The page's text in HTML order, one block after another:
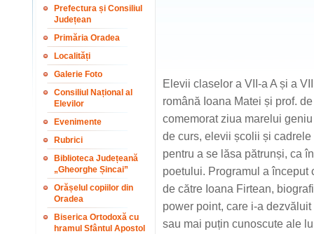
Prefectura și Consiliul
Județean
Primăria Oradea
Localități
Galerie Foto
Consiliul Național al
Elevilor
Evenimente
Rubrici
Biblioteca Județeană
„Gheorghe Șincai”
Orășelul copiilor din
Oradea
Biserica Ortodoxă cu
hramul Sfântul Apostol
Elevii claselor a VII-a A și a
română Ioana Matei și prof.
comemorat ziua marelui
de curs, elevii școlii și
pentru a se lăsa pătrunși, ca
poetului. Programul a
de către Ioana Firtean,
power point, care i-a
sau mai puțin cunoscute ale